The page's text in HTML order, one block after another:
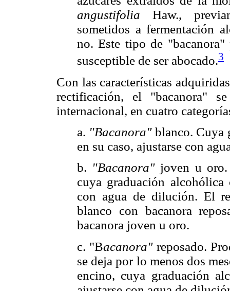
angustifolia Haw.,
sometidos a fermentación
no. Este tipo de
susceptible de ser abocado.3
Con las características
rectificación, el "bacanora"
internacional, en cuatro
a. "Bacanora" blanco. Cuya
en su caso, ajustarse con
b. "Bacanora" joven u oro.
cuya graduación alcohólica
con agua de dilución. El
blanco con bacanora
bacanora joven u oro.
c. "Bacanora"reposado.
se deja por lo menos dos
encino, cuya graduación